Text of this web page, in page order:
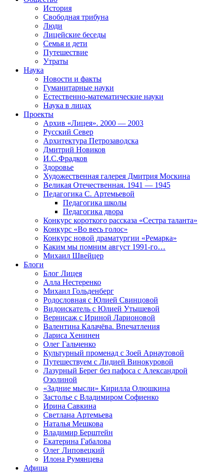
История
Свободная трибуна
Люди
Лицейские беседы
Семья и дети
Путешествие
Утраты
Наука
Новости и факты
Гуманитарные науки
Естественно-математические науки
Наука в лицах
Проекты
Архив «Лицея». 2000 — 2003
Русский Север
Архитектура Петрозаводска
Дмитрий Новиков
И.С.Фрадков
Здоровье
Художественная галерея Дмитрия Москина
Великая Отечественная. 1941 — 1945
Педагогика С. Артемьевой
Педагогика школы
Педагогика двора
Конкурс короткого рассказа «Сестра таланта»
Конкурс «Во весь голос»
Конкурс новой драматургии «Ремарка»
Каким мы помним август 1991-го…
Михаил Швейцер
Блоги
Блог Лицея
Алла Нестеренко
Михаил Гольденберг
Родословная с Юлией Свинцовой
Видоискатель с Юлией Утышевой
Вернисаж с Ириной Ларионовой
Валентина Калачёва. Впечатления
Лариса Хенинен
Олег Гальченко
Культурный променад с Зоей Арнаутовой
Путешествуем с Лидией Винокуровой
Лазурный Берег без пафоса с Александрой
Озолиной
«Задние мысли» Кирилла Олюшкина
Застолье с Владимиром Софиенко
Ирина Савкина
Светлана Артемьева
Наталья Мешкова
Владимир Берштейн
Екатерина Габалова
Олег Липовецкий
Илона Румянцева
Афиша